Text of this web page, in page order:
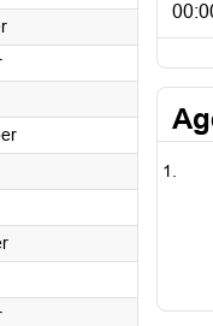
2025
2025
2025
2025
2025